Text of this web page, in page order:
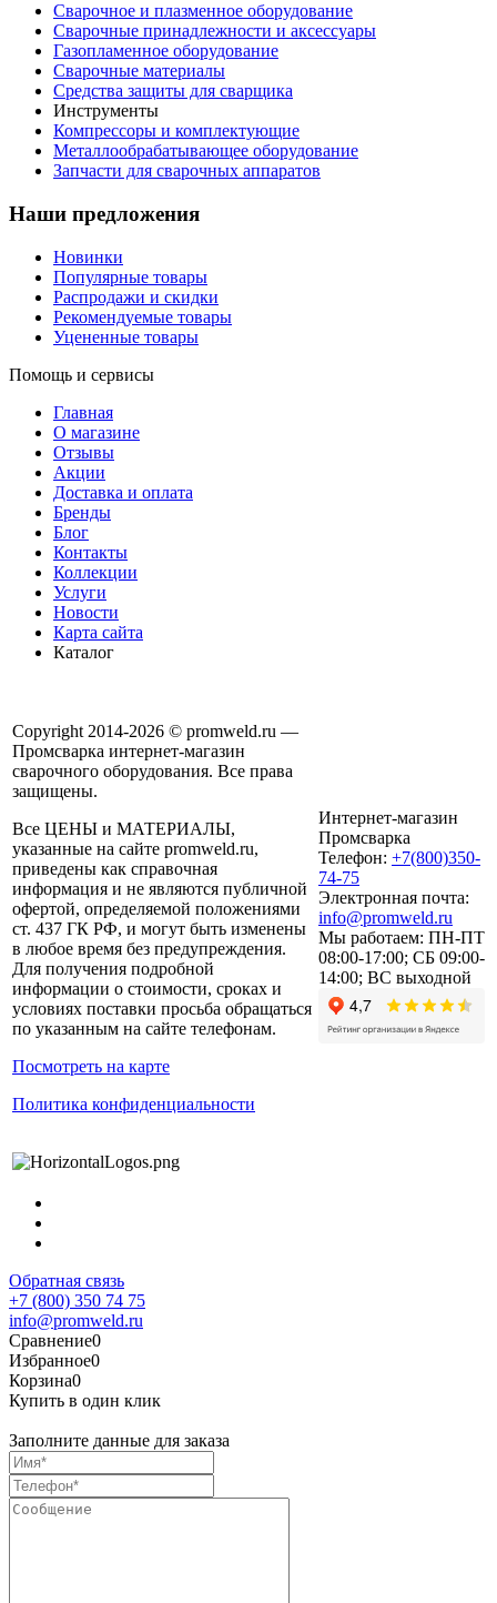
Сварочное и плазменное оборудование
Сварочные принадлежности и аксессуары
Газопламенное оборудование
Сварочные материалы
Средства защиты для сварщика
Инструменты
Компрессоры и комплектующие
Металлообрабатывающее оборудование
Запчасти для сварочных аппаратов
Наши предложения
Новинки
Популярные товары
Распродажи и скидки
Рекомендуемые товары
Уцененные товары
Помощь и сервисы
Главная
О магазине
Отзывы
Акции
Доставка и оплата
Бренды
Блог
Контакты
Коллекции
Услуги
Новости
Карта сайта
Каталог
Copyright 2014-2026 © promweld.ru —
Промсварка интернет-магазин
сварочного оборудования. Все права
защищены.
Все ЦЕНЫ и МАТЕРИАЛЫ,
указанные на сайте promweld.ru,
приведены как справочная
информация и не являются публичной
офертой, определяемой положениями
ст. 437 ГК РФ, и могут быть изменены
в любое время без предупреждения.
Для получения подробной
информации о стоимости, сроках и
условиях поставки просьба обращаться
по указанным на сайте телефонам.
Посмотреть на карте
Политика конфиденциальности
Интернет-магазин
Промсварка
Телефон: +7(800)350-
74-75
Электронная почта:
info@promweld.ru
Мы работаем: ПН-ПТ
08:00-17:00; СБ 09:00-
14:00; ВС выходной
Обратная связь
+7 (800) 350 74 75
info@promweld.ru
Сравнение0
Избранное0
Корзина0
Купить в один клик
Заполните данные для заказа